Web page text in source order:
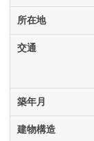
所在地
交通
築年月
建物構造